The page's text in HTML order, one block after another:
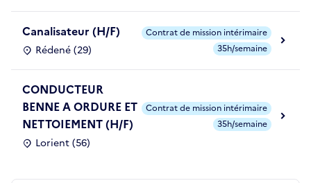
Canalisateur (H/F)
Rédené (29)
Contrat de mission intérimaire
35h/semaine
CONDUCTEUR
BENNE A ORDURE ET
NETTOIEMENT (H/F)
Lorient (56)
Contrat de mission intérimaire
35h/semaine